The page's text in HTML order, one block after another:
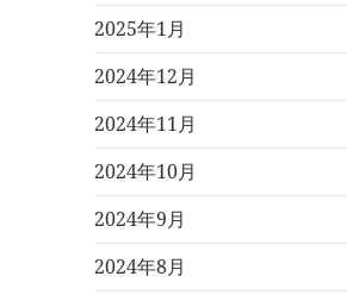
2025年1月
2024年12月
2024年11月
2024年10月
2024年9月
2024年8月